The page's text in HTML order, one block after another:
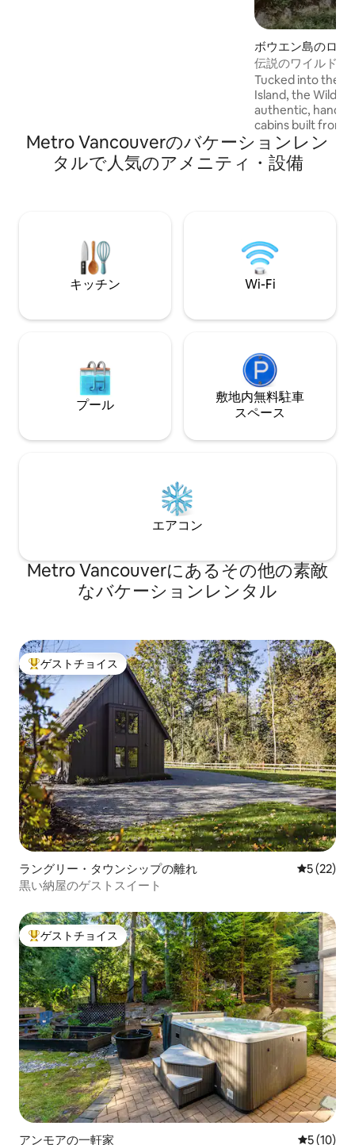
ボウエン島のログ
伝説のワイルドウ
グハウス2
Tucked into the
Island, the
authentic, hand
cabins built from
timber. Each
charred cedar
sword ferns,
for connecting
Metro Vancouverのバケーションレン
タルで人気のアメニティ・設備
キッチン Wi-Fi
プール
敷地内無料駐⁠車
ス⁠ペ⁠ー⁠ス
エアコン
Metro Vancouverにあるその他の素敵
なバケーションレンタル
大好評のゲストチョイスです。
ゲストチョイス
ラングリー・タウンシップの離れ レビュー
5 (22)
黒い納屋のゲストスイート
大好評のゲストチョイスです。
ゲストチョイス
アンモアの一軒家 レビュー
5 (10)